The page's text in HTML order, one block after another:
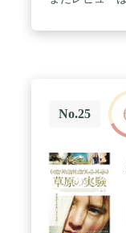
No.25